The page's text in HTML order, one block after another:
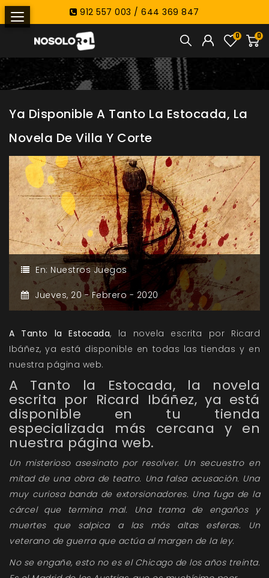
912 557 003 / 644 369 847
0
0
Ya Disponible A Tanto La Estocada, La
Novela De Villa Y Corte
En: Nuestros Juegos
Jueves,20 - Febrero -2020
A Tanto la Estocada, la novela escrita por Ricard
Ibáñez, ya está disponible en todas las tiendas y en
nuestra página web.
A Tanto la Estocada, la novela
escrita por Ricard Ibáñez, ya está
disponible en tu tienda
especializada más cercana y en
nuestra página web.
Un misterioso asesinato por resolver. Un secuestro en
mitad de una obra de teatro. Una falsa acusación. Una
muy curiosa banda de extorsionadores. Una fuga de la
cárcel que termina mal. Una trama de engaños y
muertes que salpica a las más altas esferas. Un
veterano de guerra que actúa al margen de la ley.
No se engañe, esto no es el Chicago de los años treinta.